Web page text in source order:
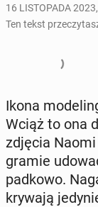
16 LISTOPADA
Ten tekst
Ikona
Wciąż to ona
zdjęcia
gra­mie
pad­ko­wo.
kry­wa­ją